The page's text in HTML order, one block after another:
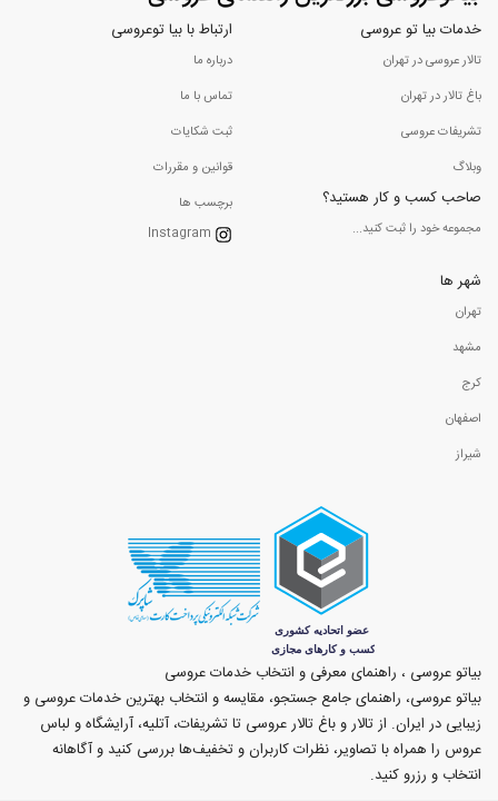
خدمات بیا تو عروسی
تالار عروسی در تهران
باغ تالار در تهران
تشریفات عروسی
وبلاگ
صاحب کسب و کار هستید؟
مجموعه خود را ثبت کنید...
ارتباط با بیا توعروسی
درباره ما
تماس با ما
ثبت شکایات
قوانین و مقررات
برچسب ها
Instagram
شهر ها
تهران
مشهد
کرج
اصفهان
شیراز
بیاتو عروسی ، راهنمای معرفی و انتخاب خدمات عروسی
بیاتو عروسی، راهنمای جامع جستجو، مقایسه و انتخاب بهترین خدمات عروسی و
زیبایی در ایران. از تالار و باغ تالار عروسی تا تشریفات، آتلیه، آرایشگاه و لباس
عروس را همراه با تصاویر، نظرات کاربران و تخفیف‌ها بررسی کنید و آگاهانه
انتخاب و رزرو کنید.